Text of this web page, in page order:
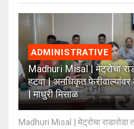
ADMINISTRATIVE
Madhuri Misal | मेट्रोचा
हटवा | अनधिकृत
| माधुरी मिसाळ
Madhuri Misal | मेट्रोचा राडारोडा